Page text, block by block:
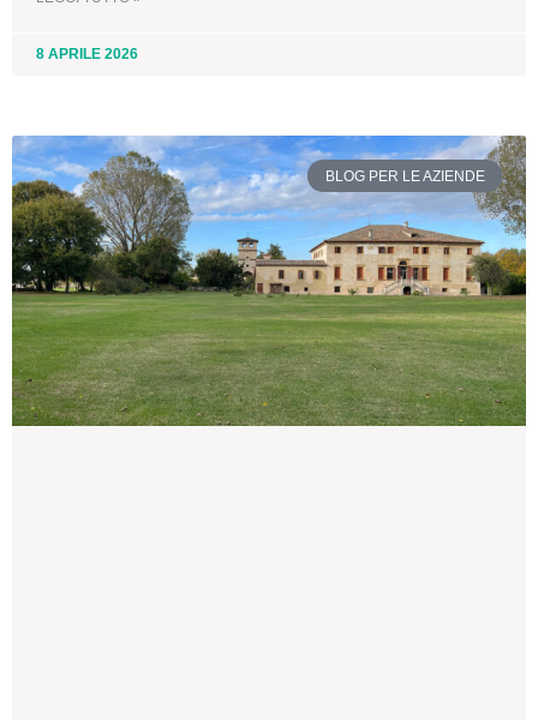
8 APRILE 2026
BLOG PER LE AZIENDE